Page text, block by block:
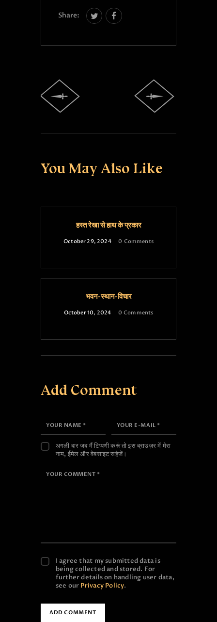
Share:
You May Also Like
हस्त रेखा से हाथ के प्रकार
October 29, 2024 0 Comments
भवन-स्थान-विचार
October 10, 2024 0 Comments
Add Comment
अगली बार जब मैं टिप्पणी करूं तो इस ब्राउज़र में मेरा
नाम, ईमेल और वेबसाइट सहेजें।
I agree that my submitted data is
being collected and stored. For
further details on handling user data,
see our Privacy Policy.